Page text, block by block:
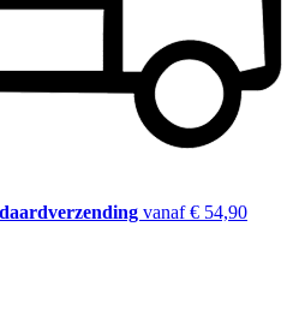
vanaf € 54,90